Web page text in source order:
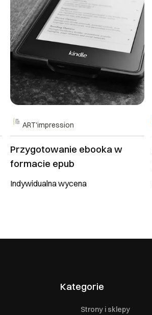
ART'impression
Przygotowanie ebooka w
formacie epub
Indywidualna wycena
Kategorie
Strony i sklepy